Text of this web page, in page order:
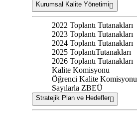
Kurumsal Kalite Yönetimi
2022 Toplantı Tutanakları
2023 Toplantı Tutanakları
2024 Toplantı Tutanakları
2025 ToplantıTutanakları
2026 Toplantı Tutanakları
Kalite Komisyonu
Öğrenci Kalite Komisyonu
Sayılarla ZBEÜ
Stratejik Plan ve Hedefler